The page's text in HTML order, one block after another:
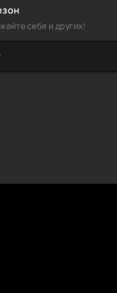
себя и других!